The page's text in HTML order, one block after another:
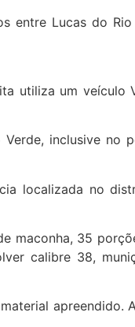
entre Lucas do
utiliza um
inclusive
localizada no
35
calibre 38,